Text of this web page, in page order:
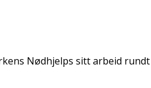
Nødhjelps sitt arbeid